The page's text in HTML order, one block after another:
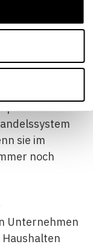
der beiden
In
für
sie im
noch
Unternehmen